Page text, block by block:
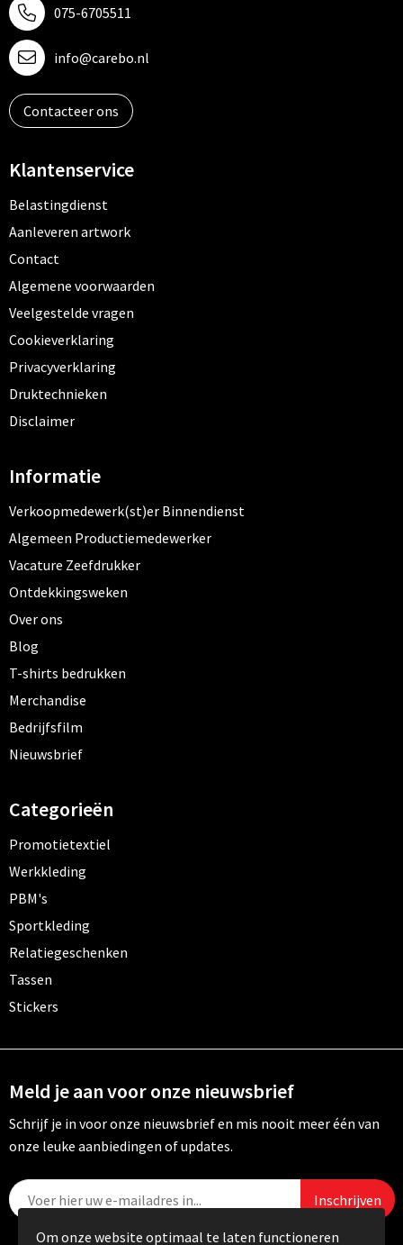
075-6705511
info@carebo.nl
Contacteer ons
Klantenservice
Belastingdienst
Aanleveren artwork
Contact
Algemene voorwaarden
Veelgestelde vragen
Cookieverklaring
Privacyverklaring
Druktechnieken
Disclaimer
Informatie
Verkoopmedewerk(st)er Binnendienst
Algemeen Productiemedewerker
Vacature Zeefdrukker
Ontdekkingsweken
Over ons
Blog
T-shirts bedrukken
Merchandise
Bedrijfsfilm
Nieuwsbrief
Categorieën
Promotietextiel
Werkkleding
PBM's
Sportkleding
Relatiegeschenken
Tassen
Stickers
Meld je aan voor onze nieuwsbrief
Schrijf je in voor onze nieuwsbrief en mis nooit meer één van
onze leuke aanbiedingen of updates.
Om onze website optimaal te laten functioneren